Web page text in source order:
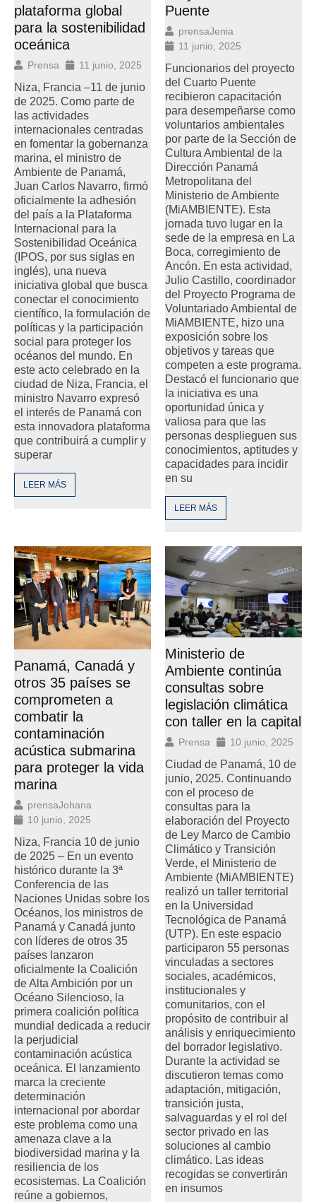
plataforma global
para la sostenibilidad
oceánica
Prensa 11 junio, 2025
Niza, Francia –11 de junio
de 2025. Como parte de
las actividades
internacionales centradas
en fomentar la gobernanza
marina, el ministro de
Ambiente de Panamá,
Juan Carlos Navarro, firmó
oficialmente la adhesión
del país a la Plataforma
Internacional para la
Sostenibilidad Oceánica
(IPOS, por sus siglas en
inglés), una nueva
iniciativa global que busca
conectar el conocimiento
científico, la formulación de
políticas y la participación
social para proteger los
océanos del mundo. En
este acto celebrado en la
ciudad de Niza, Francia, el
ministro Navarro expresó
el interés de Panamá con
esta innovadora plataforma
que contribuirá a cumplir y
superar
LEER MÁS
Puente
prensaJenia
11 junio, 2025
Funcionarios del proyecto
del Cuarto Puente
recibieron capacitación
para desempeñarse como
voluntarios ambientales
por parte de la Sección de
Cultura Ambiental de la
Dirección Panamá
Metropolitana del
Ministerio de Ambiente
(MiAMBIENTE). Esta
jornada tuvo lugar en la
sede de la empresa en La
Boca, corregimiento de
Ancón. En esta actividad,
Julio Castillo, coordinador
del Proyecto Programa de
Voluntariado Ambiental de
MiAMBIENTE, hizo una
exposición sobre los
objetivos y tareas que
competen a este programa.
Destacó el funcionario que
la iniciativa es una
oportunidad única y
valiosa para que las
personas desplieguen sus
conocimientos, aptitudes y
capacidades para incidir
en su
LEER MÁS
Panamá, Canadá y
otros 35 países se
comprometen a
combatir la
contaminación
acústica submarina
para proteger la vida
marina
prensaJohana
10 junio, 2025
Niza, Francia 10 de junio
de 2025 – En un evento
histórico durante la 3ª
Conferencia de las
Naciones Unidas sobre los
Océanos, los ministros de
Panamá y Canadá junto
con líderes de otros 35
países lanzaron
oficialmente la Coalición
de Alta Ambición por un
Océano Silencioso, la
primera coalición política
mundial dedicada a reducir
la perjudicial
contaminación acústica
oceánica. El lanzamiento
marca la creciente
determinación
internacional por abordar
este problema como una
amenaza clave a la
biodiversidad marina y la
resiliencia de los
ecosistemas. La Coalición
reúne a gobiernos,
Ministerio de
Ambiente continúa
consultas sobre
legislación climática
con taller en la capital
Prensa 10 junio, 2025
Ciudad de Panamá, 10 de
junio, 2025. Continuando
con el proceso de
consultas para la
elaboración del Proyecto
de Ley Marco de Cambio
Climático y Transición
Verde, el Ministerio de
Ambiente (MiAMBIENTE)
realizó un taller territorial
en la Universidad
Tecnológica de Panamá
(UTP). En este espacio
participaron 55 personas
vinculadas a sectores
sociales, académicos,
institucionales y
comunitarios, con el
propósito de contribuir al
análisis y enriquecimiento
del borrador legislativo.
Durante la actividad se
discutieron temas como
adaptación, mitigación,
transición justa,
salvaguardas y el rol del
sector privado en las
soluciones al cambio
climático. Las ideas
recogidas se convertirán
en insumos